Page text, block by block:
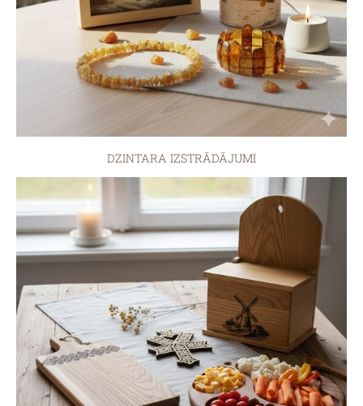
DZINTARA IZSTRĀDĀJUMI